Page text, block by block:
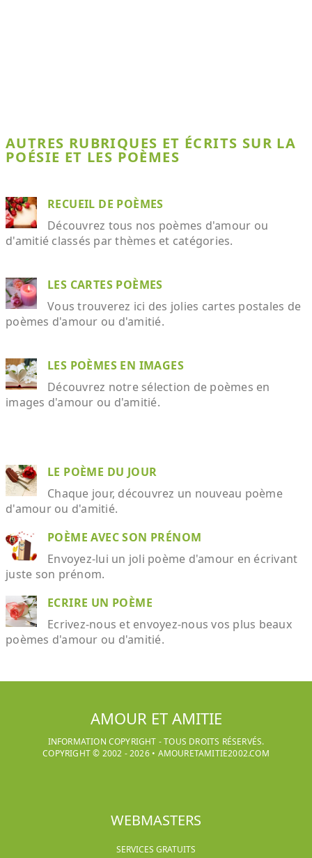
AUTRES RUBRIQUES ET ÉCRITS SUR LA
POÉSIE ET LES POÈMES
RECUEIL DE POÈMES
Découvrez tous nos poèmes d'amour ou
d'amitié classés par thèmes et catégories.
LES CARTES POÈMES
Vous trouverez ici des jolies cartes postales de
poèmes d'amour ou d'amitié.
LES POÈMES EN IMAGES
Découvrez notre sélection de poèmes en
images d'amour ou d'amitié.
LE POÈME DU JOUR
Chaque jour, découvrez un nouveau poème
d'amour ou d'amitié.
POÈME AVEC SON PRÉNOM
Envoyez-lui un joli poème d'amour en écrivant
juste son prénom.
ECRIRE UN POÈME
Ecrivez-nous et envoyez-nous vos plus beaux
poèmes d'amour ou d'amitié.
AMOUR ET AMITIE
INFORMATION COPYRIGHT - TOUS DROITS RÉSERVÉS.
COPYRIGHT © 2002 -2026• AMOURETAMITIE2002.COM
WEBMASTERS
SERVICES GRATUITS